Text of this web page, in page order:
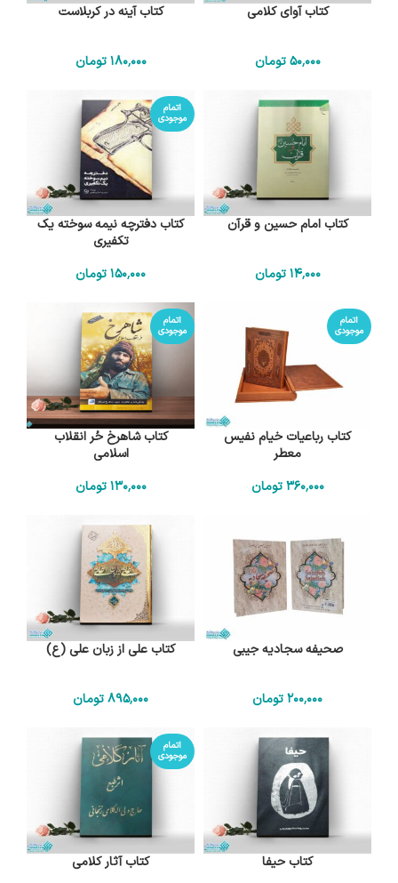
کتاب آوای کلامی
50٬000 تومان
کتاب آینه در کربلاست
180٬000 تومان
کتاب امام حسین و قرآن
14٬000 تومان
اتمام
موجودی
کتاب دفترچه نیمه سوخته یک
تکفیری
150٬000تومان
اتمام
موجودی
کتاب رباعیات خیام نفیس
معطر
360٬000 تومان
اتمام
موجودی
کتاب شاهرخ حُر انقلاب
اسلامی
130٬000 تومان
صحیفه سجادیه جیبی
200٬000تومان
کتاب علی از زبان علی (ع)
895٬000تومان
کتاب حیفا
اتمام
موجودی
کتاب آثار کلامی